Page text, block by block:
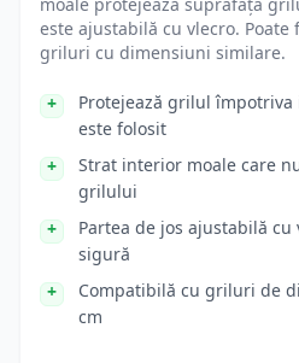
este ajustabilă cu vlecro.
griluri cu dimensiuni similare.
Protejează grilul
este folosit
Strat interior moale care
grilului
Partea de jos ajustabilă
sigură
Compatibilă cu griluri de
cm